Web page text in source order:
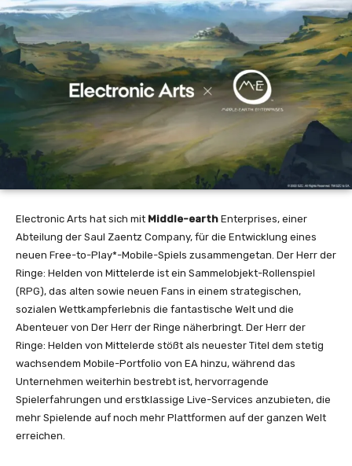
Electronic Arts hat sich mit Middle-earth Enterprises, einer
Abteilung der Saul Zaentz Company, für die Entwicklung eines
neuen Free-to-Play*-Mobile-Spiels zusammengetan. Der Herr der
Ringe: Helden von Mittelerde ist ein Sammelobjekt-Rollenspiel
(RPG), das alten sowie neuen Fans in einem strategischen,
sozialen Wettkampferlebnis die fantastische Welt und die
Abenteuer von Der Herr der Ringe näherbringt. Der Herr der
Ringe: Helden von Mittelerde stößt als neuester Titel dem stetig
wachsendem Mobile-Portfolio von EA hinzu, während das
Unternehmen weiterhin bestrebt ist, hervorragende
Spielerfahrungen und erstklassige Live-Services anzubieten, die
mehr Spielende auf noch mehr Plattformen auf der ganzen Welt
erreichen.